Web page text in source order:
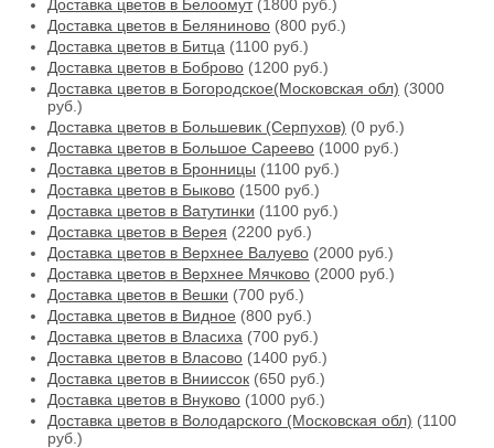
Доставка цветов в Белоомут(1800 руб.)
Доставка цветов в Беляниново (800 руб.)
Доставка цветов в Битца (1100 руб.)
Доставка цветов в Боброво (1200 руб.)
Доставка цветов в Богородское(Московская обл) (3000
руб.)
Доставка цветов в Большевик (Серпухов) (0 руб.)
Доставка цветов в Большое Сареево (1000 руб.)
Доставка цветов в Бронницы (1100 руб.)
Доставка цветов в Быково (1500 руб.)
Доставка цветов в Ватутинки (1100 руб.)
Доставка цветов в Верея (2200 руб.)
Доставка цветов в Верхнее Валуево (2000 руб.)
Доставка цветов в Верхнее Мячково (2000 руб.)
Доставка цветов в Вешки (700 руб.)
Доставка цветов в Видное (800 руб.)
Доставка цветов в Власиха (700 руб.)
Доставка цветов в Власово (1400 руб.)
Доставка цветов в Внииссок (650 руб.)
Доставка цветов в Внуково (1000 руб.)
Доставка цветов в Володарского (Московская обл) (1100
руб.)